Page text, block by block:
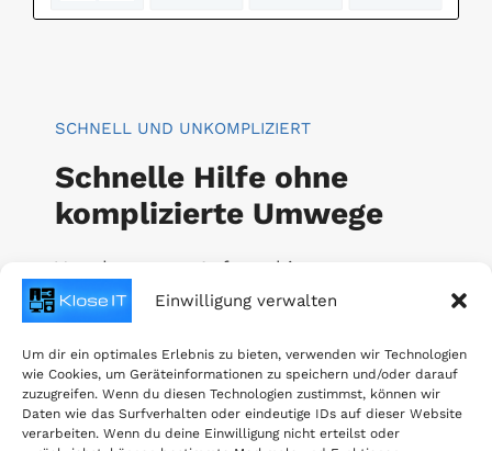
Einwilligung verwalten
Um dir ein optimales Erlebnis zu bieten, verwenden wir Technologien
wie Cookies, um Geräteinformationen zu speichern und/oder darauf
zuzugreifen. Wenn du diesen Technologien zustimmst, können wir
Daten wie das Surfverhalten oder eindeutige IDs auf dieser Website
verarbeiten. Wenn du deine Einwilligung nicht erteilst oder
SCHNELL UND UNKOMPLIZIERT
Schnelle Hilfe ohne
komplizierte Umwege
Von der ersten Anfrage bis zur
Umsetzung erhalten Sie eine klare
Einschätzung, transparente
Kommunikation und eine zuverlässige
technische Lösung.